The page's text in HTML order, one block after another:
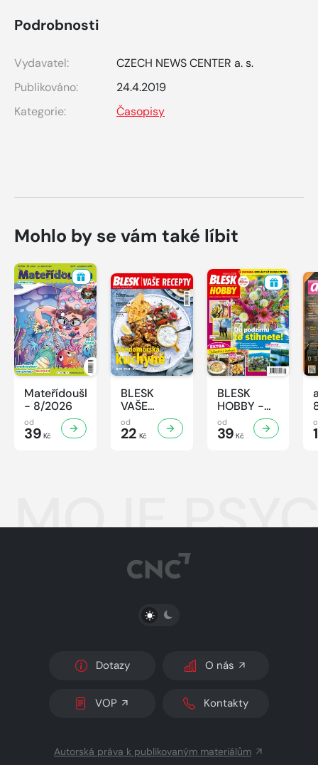
Podrobnosti
Vydavatel:
CZECH NEWS CENTER a. s.
Publikováno:
24.4.2019
Kategorie:
Časopisy
Mohlo by se vám také líbit
Mateřídouška
- 8/2026
od
39 Kč
BLESK
VAŠE
RECEPTY -
8/2026
od
22 Kč
BLESK
HOBBY -
8/2026
od
39 Kč
MOJE
PŘEPNOUT SVĚTLÝ/TMAVÝ REŽIM
Dotazy O nás
VOP Kontakty
Autorská práva k publikovaným materiálům